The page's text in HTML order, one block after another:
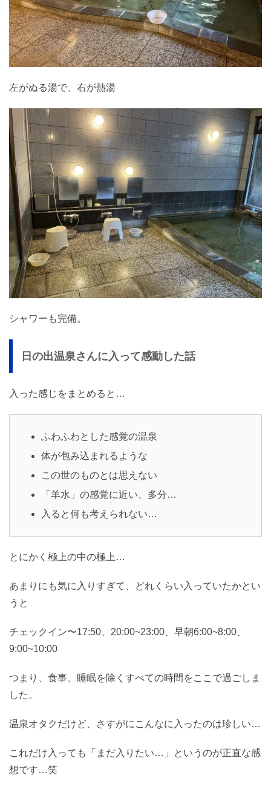
左がぬる湯で、右が熱湯
シャワーも完備。
日の出温泉さんに入って感動した話
入った感じをまとめると…
ふわふわとした感覚の温泉
体が包み込まれるような
この世のものとは思えない
「羊水」の感覚に近い、多分…
入ると何も考えられない…
とにかく極上の中の極上…
あまりにも気に入りすぎて、どれくらい入っていたかとい
うと
チェックイン〜17:50、20:00~23:00、早朝6:00~8:00、
9:00~10:00
つまり、食事、睡眠を除くすべての時間をここで過ごしま
した。
温泉オタクだけど、さすがにこんなに入ったのは珍しい…
これだけ入っても「まだ入りたい…」というのが正直な感
想です…笑